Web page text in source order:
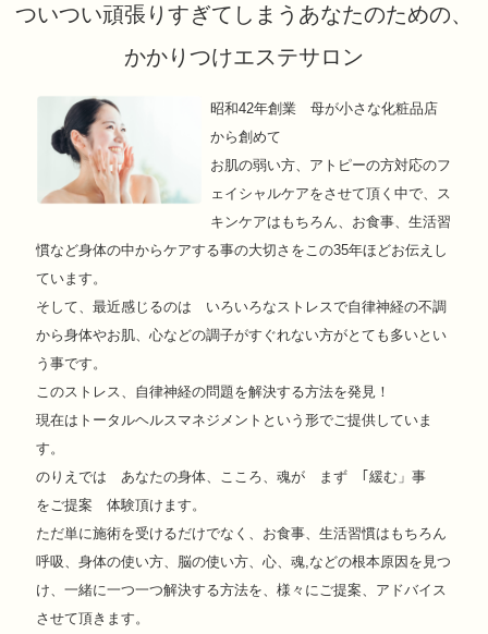
ついつい頑張りすぎてしまうあなたのための、
かかりつけエステサロン
昭和42年創業 母が小さな化粧品店
から創めて
お肌の弱い方、アトピーの方対応のフ
ェイシャルケアをさせて頂く中で、ス
キンケアはもちろん、お食事、生活習
慣など身体の中からケアする事の大切さをこの35年ほどお伝えし
ています。
そして、最近感じるのは いろいろなストレスで自律神経の不調
から身体やお肌、心などの調子がすぐれない方がとても多いとい
う事です。
このストレス、自律神経の問題を解決する方法を発見！
現在はトータルヘルスマネジメントという形でご提供していま
す。
のりえでは あなたの身体、こころ、魂が まず ｢緩む」事
をご提案 体験頂けます。
ただ単に施術を受けるだけでなく、お食事、生活習慣はもちろん
呼吸、身体の使い方、脳の使い方、心、魂,などの根本原因を見つ
け、一緒に一つ一つ解決する方法を、様々にご提案、アドバイス
させて頂きます。